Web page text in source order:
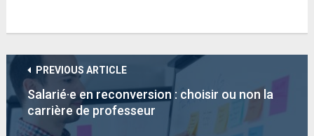
PREVIOUS ARTICLE
Salarié·e en reconversion : choisir ou non la
carrière de professeur